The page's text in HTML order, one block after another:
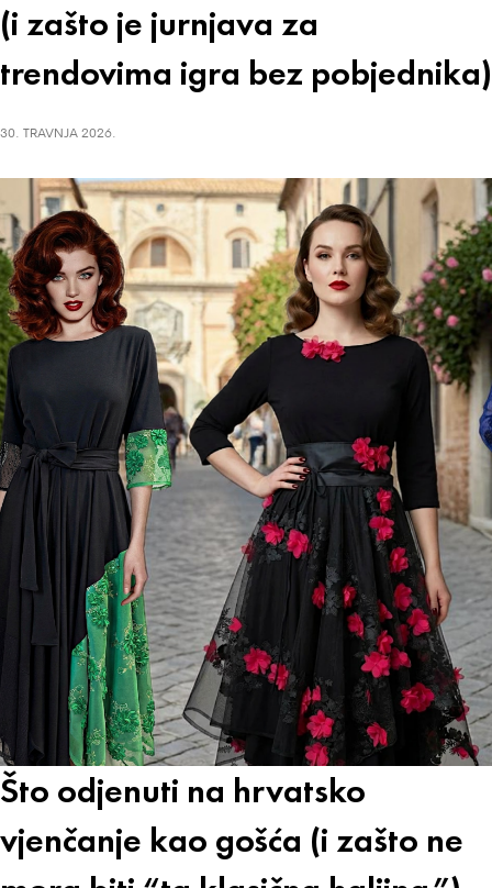
(i zašto je jurnjava za
trendovima igra bez pobjednika)
30. TRAVNJA 2026.
Što odjenuti na hrvatsko
vjenčanje kao gošća (i zašto ne